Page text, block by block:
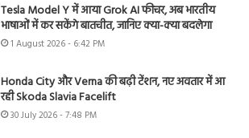
Tesla Model Y में आया Grok AI फीचर, अब भारतीय
भाषाओं में कर सकेंगे बातचीत, जानिए क्या-क्या बदलेगा
1 August 2026 - 6:42 PM
Honda City और Verna की बढ़ी टेंशन, नए अवतार में आ
रही Skoda Slavia Facelift
30 July 2026 - 7:48 PM